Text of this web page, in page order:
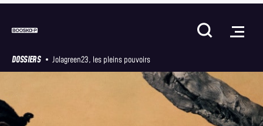
DOSSIERS Jolagreen23, les pleins pouvoirs